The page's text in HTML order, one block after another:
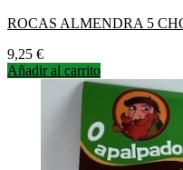
ROCAS ALMENDRA 5
Precio
9,25 €
Añadir al carrito